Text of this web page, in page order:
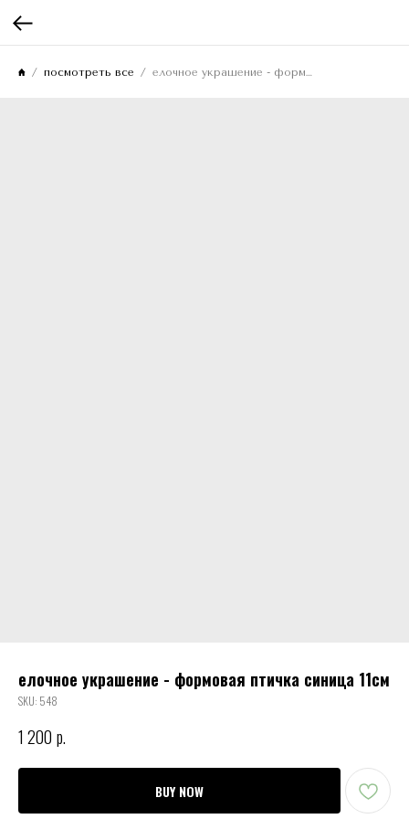
посмотреть все
елочное украшение - формовая птичка синица 11см
SKU: 548
1 200 р.
BUY NOW